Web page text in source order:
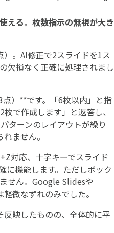
える。枚数指示の無視が大き
。AI修正で2スライドを1ス
欠損なく正確に処理されまし
）**です。「6枚以内」と指
で作成します」と返答し、
ターンのレイアウトが繰り
ません。
対応、十字キーでスライド
に機能します。ただしボック
せん。Google Slidesや
微なずれのみでした。
映したものの、全体的に平